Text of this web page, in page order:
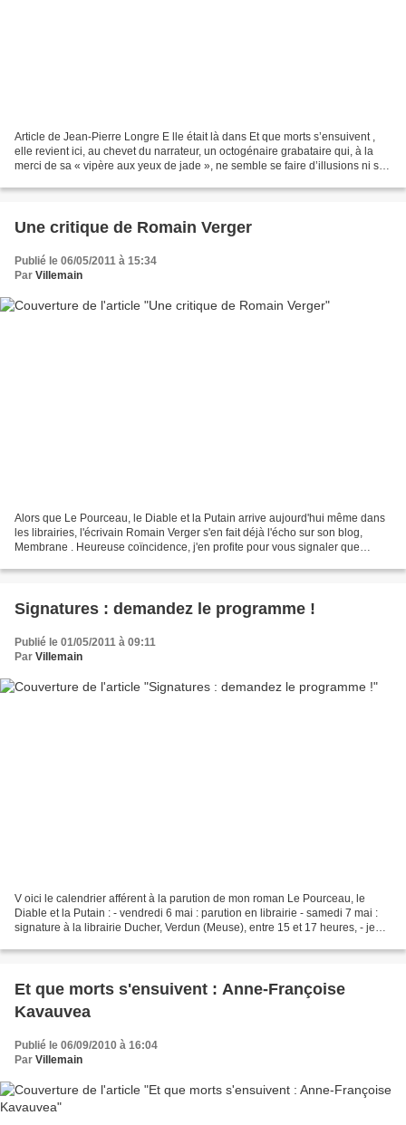
Article de Jean-Pierre Longre E lle était là dans Et que morts s’ensuivent ,
elle revient ici, au chevet du narrateur, un octogénaire grabataire qui, à la
merci de sa « vipère aux yeux de jade », ne semble se faire d’illusions ni sur
Une critique de Romain Verger
Publié le 06/05/2011 à 15:34
Par Villemain
Alors que Le Pourceau, le Diable et la Putain arrive aujourd'hui même dans
les librairies, l'écrivain Romain Verger s'en fait déjà l'écho sur son blog,
Membrane . Heureuse coïncidence, j'en profite pour vous signaler que
Signatures : demandez le programme !
Publié le 01/05/2011 à 09:11
Par Villemain
V oici le calendrier afférent à la parution de mon roman Le Pourceau, le
Diable et la Putain : - vendredi 6 mai : parution en librairie - samedi 7 mai :
signature à la librairie Ducher, Verdun (Meuse), entre 15 et 17 heures, - jeudi
Et que morts s'ensuivent : Anne-Françoise
Kavauvea
Publié le 06/09/2010 à 16:04
Par Villemain